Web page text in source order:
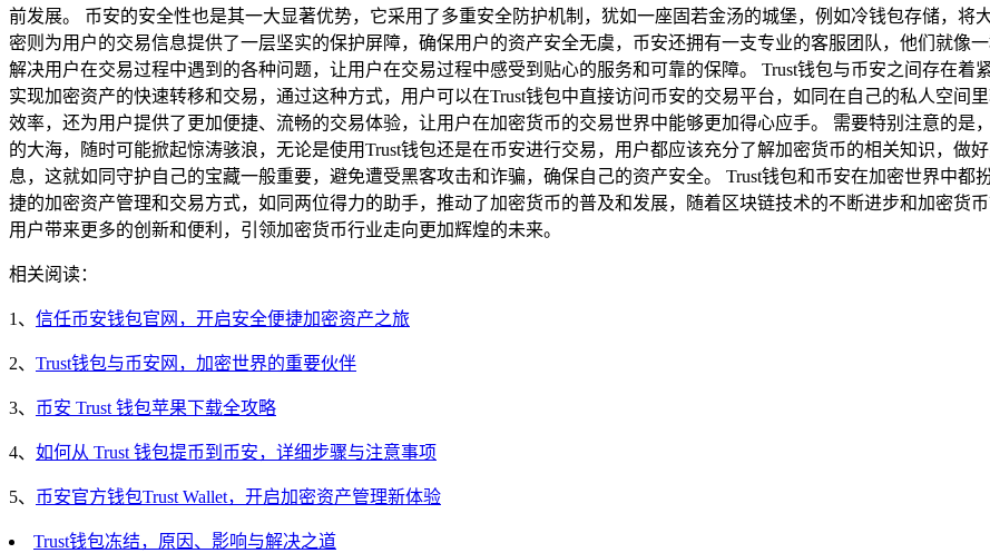
前发展。 币安的安全性也是其一大显著优势，它采用了多重安全防护机制，犹如一座固若金汤的城堡，例如冷钱包存储，将
密则为用户的交易信息提供了一层坚实的保护屏障，确保用户的资产安全无虞，币安还拥有一支专业的客服团队，他们就像
解决用户在交易过程中遇到的各种问题，让用户在交易过程中感受到贴心的服务和可靠的保障。 Trust钱包与币安之间存在着
实现加密资产的快速转移和交易，通过这种方式，用户可以在Trust钱包中直接访问币安的交易平台，如同在自己的私人空间
效率，还为用户提供了更加便捷、流畅的交易体验，让用户在加密货币的交易世界中能够更加得心应手。 需要特别注意的
的大海，随时可能掀起惊涛骇浪，无论是使用Trust钱包还是在币安进行交易，用户都应该充分了解加密货币的相关知识，做
息，这就如同守护自己的宝藏一般重要，避免遭受黑客攻击和诈骗，确保自己的资产安全。 Trust钱包和币安在加密世界中
捷的加密资产管理和交易方式，如同两位得力的助手，推动了加密货币的普及和发展，随着区块链技术的不断进步和加密货
用户带来更多的创新和便利，引领加密货币行业走向更加辉煌的未来。
相关阅读：
1、 信任币安钱包官网，开启安全便捷加密资产之旅
2、 Trust钱包与币安网，加密世界的重要伙伴
3、 币安 Trust 钱包苹果下载全攻略
4、 如何从 Trust 钱包提币到币安，详细步骤与注意事项
5、 币安官方钱包Trust Wallet，开启加密资产管理新体验
Trust钱包冻结，原因、影响与解决之道